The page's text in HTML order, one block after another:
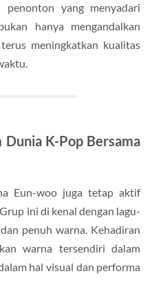
penonton yang menyadari
hanya mengandalkan
meningkatkan kualitas
Dunia K-Pop Bersama
Eun-woo juga tetap aktif
ini di kenal dengan lagu-
penuh warna. Kehadiran
warna tersendiri dalam
hal visual dan performa